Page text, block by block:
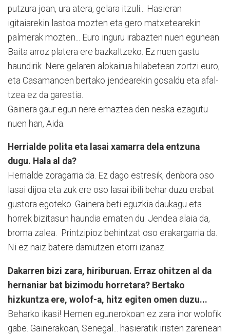
putzura joan, ura atera, gelara itzuli... Hasieran
igitaiarekin lastoa mozten eta gero matxetearekin
palmerak mozten... Euro inguru irabazten nuen egunean.
Baita arroz platera ere bazkaltzeko. Ez nuen gastu
haundirik. Nere gelaren alokairua hilabetean zortzi euro,
eta Casa­mancen bertako jendearekin gosaldu eta afal­
tzea ez da garestia.
Gainera gaur egun nere emaztea den neska ezagutu
nuen han, Aida.
Herrialde polita eta lasai xamarra dela entzuna
dugu. Hala al da?
Herrialde zoragarria da. Ez dago estresik, denbora oso
lasai dijoa eta zuk ere oso lasai ibili behar duzu erabat
gustora egoteko. Gainera beti eguzkia daukagu eta
horrek bizitasun haundia ematen du. Jendea alaia da,
broma zalea. Printzi­pioz behintzat oso erakargarria da.
Ni ez naiz batere da­mutzen etorri izanaz.
Dakarren bizi zara, hiriburuan. Erraz ohitzen al da
hernaniar bat bizimodu horretara? Bertako
hizkuntza ere, wolof-a, hitz egiten omen duzu...
Beharko ikasi! Hemen egunerokoan ez zara inor wolofik
gabe. Gainerakoan, Senegal... hasieratik iristen za­renean